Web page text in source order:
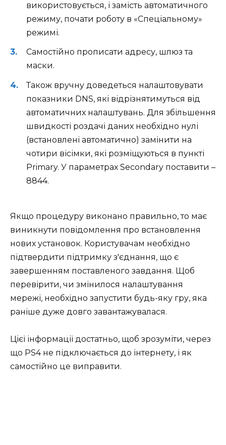
використовується, і замість автоматичного
режиму, почати роботу в «Спеціальному»
режимі.
Самостійно прописати адресу, шлюз та
маски.
Також вручну доведеться налаштовувати
показники DNS, які відрізнятимуться від
автоматичних налаштувань. Для збільшення
швидкості роздачі даних необхідно нулі
(встановлені автоматично) замінити на
чотири вісімки, які розміщуються в пункті
Primary. У параметрах Secondary поставити –
8844.
Якщо процедуру виконано правильно, то має
виникнути повідомлення про встановлення
нових установок. Користувачам необхідно
підтвердити підтримку з'єднання, що є
завершенням поставленого завдання. Щоб
перевірити, чи змінилося налаштування
мережі, необхідно запустити будь-яку гру, яка
раніше дуже довго завантажувалася.
Цієї інформації достатньо, щоб зрозуміти, через
що PS4 не підключається до інтернету, і як
самостійно це виправити.